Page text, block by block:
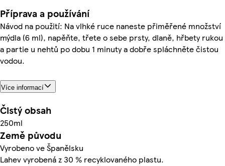
Příprava a používání
Návod na použití: Na vlhké ruce naneste přiměřené množství
mýdla (6 ml), napěňte, třete o sebe prsty, dlaně, hřbety rukou
a partie u nehtů po dobu 1 minuty a dobře spláchněte čistou
vodou.
Více informací
Čistý obsah
250ml
Země původu
Vyrobeno ve Španělsku
Lahev vyrobená z 30 % recyklovaného plastu.